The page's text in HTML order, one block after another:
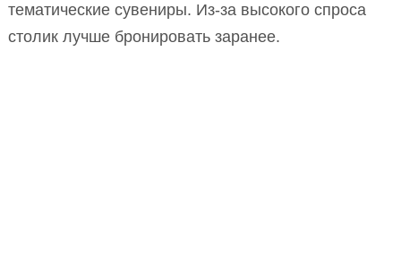
тематические сувениры. Из-за высокого спроса
столик лучше бронировать заранее.